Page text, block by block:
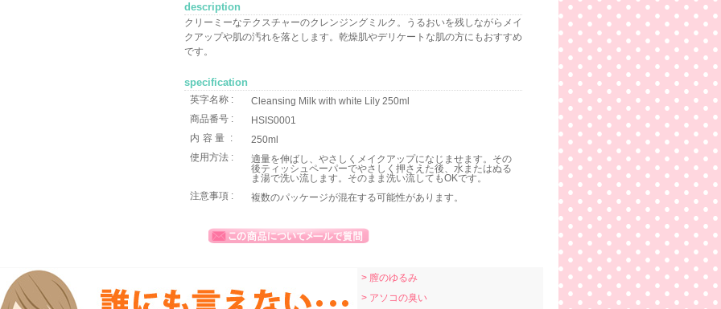
description
クリーミーなテクスチャーのクレンジングミルク。うるおいを残しながらメイ
クアップや肌の汚れを落とします。乾燥肌やデリケートな肌の方にもおすすめ
です。
specification
英字名称 :
Cleansing Milk with white Lily 250ml
商品番号 :
HSIS0001
内容量 :
250ml
使用方法 :
適量を伸ばし、やさしくメイクアップになじませます。その
後ティッシュペーパーでやさしく押さえた後、水またはぬる
ま湯で洗い流します。そのまま洗い流してもOKです。
注意事項 :
複数のパッケージが混在する可能性があります。
> 膣のゆるみ
> アソコの臭い